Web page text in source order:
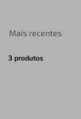
Mais recentes
3 produtos
perfume
4º air fryer